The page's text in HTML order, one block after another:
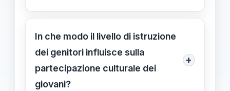
La partecipazione ai concerti cresce
con l'età, passando dal 21,8% degli
11enni al 48,1% tra i 19enni, indicando
un interesse crescente per eventi
musicali.
In che modo il livello di istruzione
dei genitori influisce sulla
partecipazione culturale dei
giovani?
+